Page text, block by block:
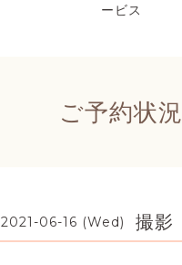
ービス
ご予約状況
2021-06-16 (Wed) 撮影